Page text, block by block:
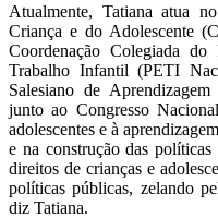
Atualmente, Tatiana atua
Criança e do Adolescente
Coordenação Colegiada
Trabalho Infantil (PETI
Salesiano de
junto ao Congresso
adolescentes e à
e na construção das
direitos de crianças e
políticas públicas, zelando
diz Tatiana.